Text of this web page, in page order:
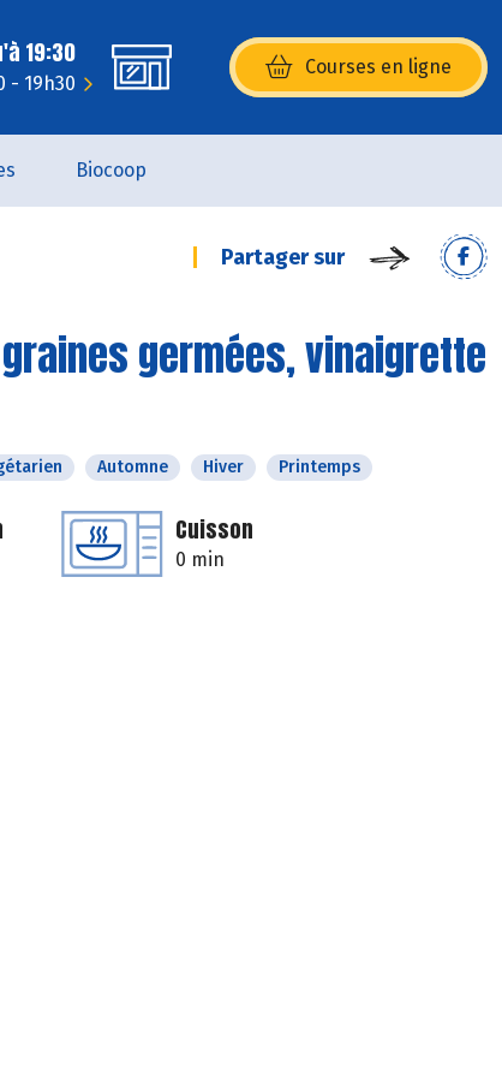
19:30
- 19h30
Courses en ligne
(s’ouvre dans une nouvelle
Biocoop
Partager sur
germées, vinaigrette
Automne Hiver Printemps
Cuisson
0 min